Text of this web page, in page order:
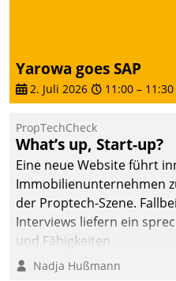
und PropTech.
Yarowa goes SAP
2. Juli 2026 11:00 – 11:30
PropTechCheck
What’s up, Start-up?
Eine neue Website führt
Immobilienunternehmen
der Proptech-Szene.
Interviews liefern ein
und Fähigkeiten.
Nadja Hußmann